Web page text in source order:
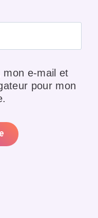
mon e-mail et
pour mon